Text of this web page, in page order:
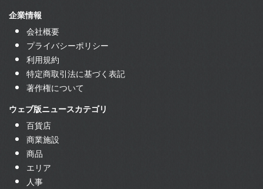
企業情報
会社概要
プライバシーポリシー
利用規約
特定商取引法に基づく表記
著作権について
ウェブ版ニュースカテゴリ
百貨店
商業施設
商品
エリア
人事